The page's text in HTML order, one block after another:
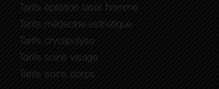
Tarifs épilation laser homme
Tarifs médecine esthétique
Tarifs cryolipolyse
Tarifs soins visage
Tarifs soins corps